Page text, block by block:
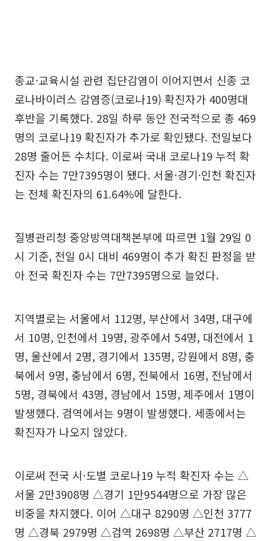
종교·교육시설 관련 집단감염이 이어지면서 신종 코
로나바이러스 감염증(코로나19) 확진자가 400명대
후반을 기록했다. 28일 하루 동안 전국적으로 총 469
명의 코로나19 확진자가 추가로 확인됐다. 전일보다
28명 줄어든 수치다. 이로써 국내 코로나19 누적 확
진자 수는 7만7395명이 됐다. 서울·경기·인천 확진자
는 전체 확진자의 61.64%에 달한다.
질병관리청 중앙방역대책본부에 따르면 1월 29일 0
시 기준, 전일 0시 대비 469명이 추가 확진 판정을 받
아 전국 확진자 수는 7만7395명으로 늘었다.
지역별로는 서울에서 112명, 부산에서 34명, 대구에
서 10명, 인천에서 19명, 광주에서 54명, 대전에서 1
명, 울산에서 2명, 경기에서 135명, 강원에서 8명, 충
북에서 9명, 충남에서 6명, 전북에서 16명, 전남에서
5명, 경북에서 43명, 경남에서 15명, 제주에서 1명이
발생했다. 검역에서는 9명이 발생했다. 세종에서는
확진자가 나오지 않았다.
이로써 전국 시·도별 코로나19 누적 확진자 수는 △
서울 2만3908명 △경기 1만9544명으로 가장 많은
비중을 차지했다. 이어 △대구 8290명 △인천 3777
명 △경북 2979명 △검역 2698명 △부산 2717명 △